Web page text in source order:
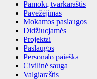
Pamokų tvarkaraštis
Pavežėjimas
Mokamos paslaugos
Didžiuojamės
Projektai
Paslaugos
Personalo paieška
Civilinė sauga
Valgiaraštis